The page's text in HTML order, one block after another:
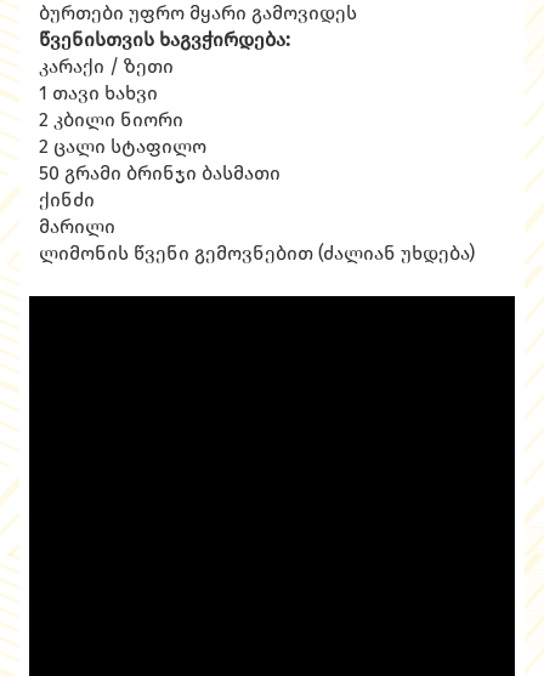
ბურთები უფრო მყარი გამოვიდეს
წვენისთვის ხაგვჭირდება:
კარაქი / ზეთი
1 თავი ხახვი
2 კბილი ნიორი
2 ცალი სტაფილო
50 გრამი ბრინჯი ბასმათი
ქინძი
მარილი
ლიმონის წვენი გემოვნებით (ძალიან უხდება)